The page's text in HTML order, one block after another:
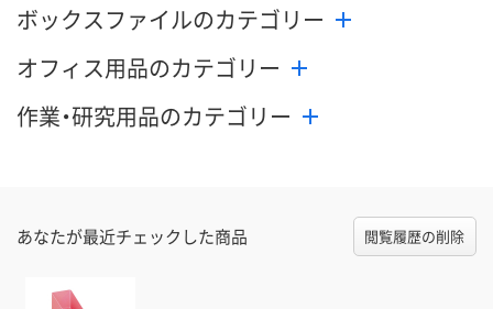
ボックスファイルのカテゴリー
オフィス用品のカテゴリー
作業・研究用品のカテゴリー
あなたが最近チェックした商品 閲覧履歴の削除